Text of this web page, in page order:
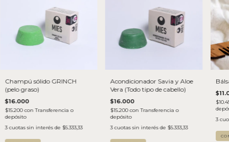
Champú sólido GRINCH
(pelo graso)
$16.000
$15.200con Transferencia o
depósito
3 cuotas sin interés de $5.333,33
Acondicionador Savia y Aloe
Vera (Todo tipo de cabello)
$16.000
$15.200con Transferencia o
depósito
3 cuotas sin interés de $5.333,33
3